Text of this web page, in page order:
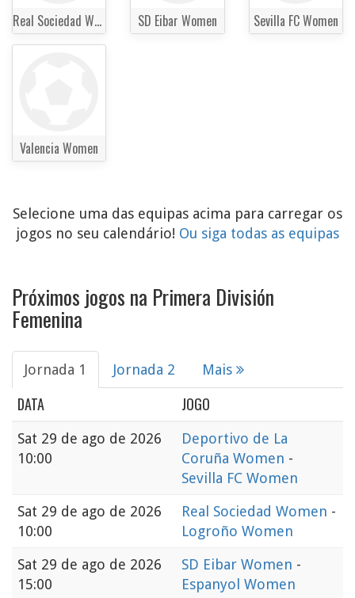
Real Sociedad Women SD Eibar Women Sevilla FC Women
Valencia Women
Selecione uma das equipas acima para carregar os
jogos no seu calendário! Ou siga todas as equipas
Próximos jogos na Primera División
Femenina
Jornada 1 Jornada 2 Mais
DATA JOGO
Sat 29 de ago de 2026
10:00
Deportivo de La
Coruña Women -
Sevilla FC Women
Sat 29 de ago de 2026
10:00
Real Sociedad Women -
Logroño Women
Sat 29 de ago de 2026
15:00
SD Eibar Women -
Espanyol Women